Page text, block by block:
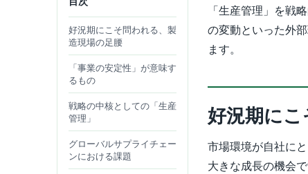
好況期にこそ問われる、製
造現場の足腰
「事業の安定性」が意味す
るもの
戦略の中核としての「生産
管理」
グローバルサプライチェー
ンにおける課題
「生産管理」を戦
の変動といった外
ます。
好況期に
市場環境が自社に
大きな成長の機会